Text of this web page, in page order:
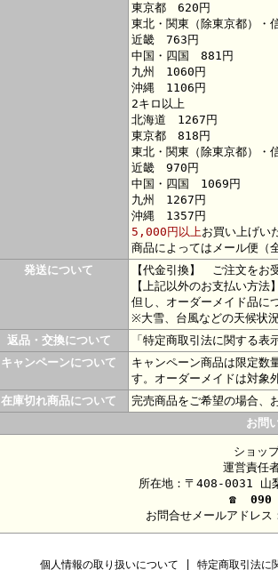
東京都 620円
東北・関東（除東京都）・
近畿 763円
中国・四国 881円
九州 1060円
沖縄 1106円
2キロ以上
北海道 1267円
東京都 818円
東北・関東（除東京都）
近畿 970円
中国・四国 1069円
九州 1267円
沖縄 1357円
5,000円以上お買い上げい
商品によってはメール便（
発送について
【代金引換】 ご注文をお
【上記以外のお支払い方
但し、オーダーメイド品に
※大雪、台風などの天候状
返品・交換について
「特定商取引法に関する表
キャンペーンについて
キャンペーン商品は限定数
す。オーダーメイドは対象
在庫切れ商品について
完売商品をご希望の場合、
お問
ショッ
運営責任
所在地：〒408-0031 山
☎
090
お問合せメールアドレス
個人情報の取り扱いについて 特定商取引法に